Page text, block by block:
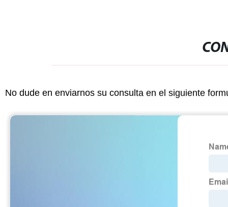
No dude en enviarnos su consulta en el siguiente